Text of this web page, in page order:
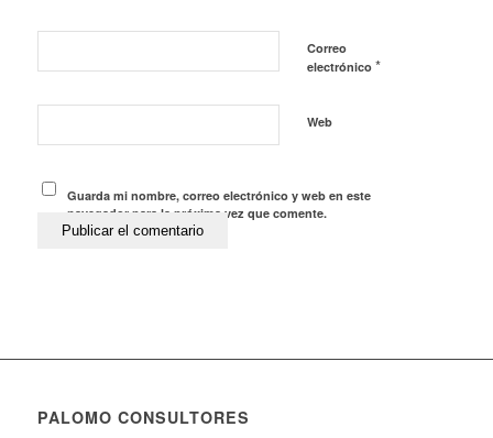
Correo
electrónico *
Web
Guarda mi nombre, correo electrónico y web en este
navegador para la próxima vez que comente.
PALOMO CONSULTORES